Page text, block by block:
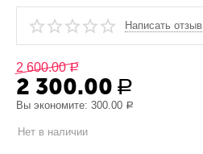
Написать отзыв
2 600.00 Р
2 300.00 Р
Вы экономите:300.00 Р
Нет в наличии